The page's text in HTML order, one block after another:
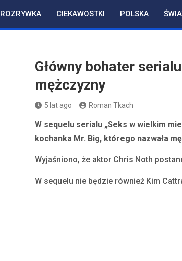
ROZRYWKA CIEKAWOSTKI POLSKA
Główny bohater
mężczyzny
5 lat ago Roman Tkach
W sequelu serialu „Seks w wielkim
kochanka Mr. Big, którego nazwała
Wyjaśniono, że aktor Chris Noth
W sequelu nie będzie również Kim